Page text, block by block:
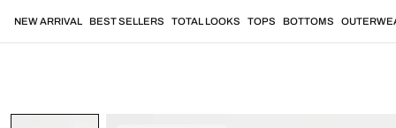
NEW ARRIVAL BEST SELLERS TOTAL LOOKS TOPS BOTTOMS